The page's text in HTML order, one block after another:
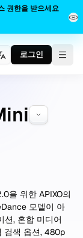
권한을 받으세요
로그인
을 위한 APIXO의
모델이 아
션, 혼합 미디어
검색 옵션, 480p